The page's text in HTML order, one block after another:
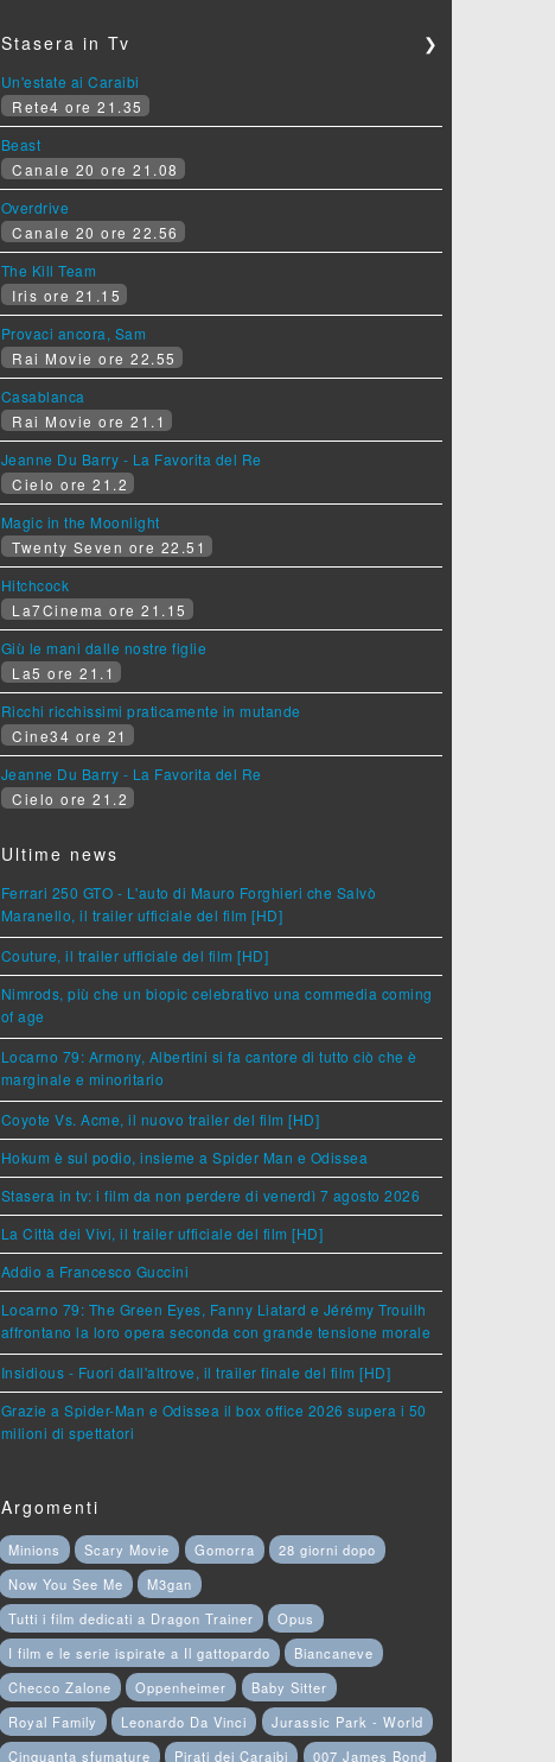
Stasera in Tv ❯
Un'estate ai Caraibi
Rete4 ore 21.35
Beast
Canale 20 ore 21.08
Overdrive
Canale 20 ore 22.56
The Kill Team
Iris ore 21.15
Provaci ancora, Sam
Rai Movie ore 22.55
Casablanca
Rai Movie ore 21.1
Jeanne Du Barry - La Favorita del Re
Cielo ore 21.2
Magic in the Moonlight
Twenty Seven ore 22.51
Hitchcock
La7Cinema ore 21.15
Giù le mani dalle nostre figlie
La5 ore 21.1
Ricchi ricchissimi praticamente in mutande
Cine34 ore 21
Jeanne Du Barry - La Favorita del Re
Cielo ore 21.2
Ultime news
Ferrari 250 GTO - L'auto di Mauro Forghieri che Salvò
Maranello, il trailer ufficiale del film [HD]
Couture, il trailer ufficiale del film [HD]
Nimrods, più che un biopic celebrativo una commedia coming
of age
Locarno 79: Armony, Albertini si fa cantore di tutto ciò che è
marginale e minoritario
Coyote Vs. Acme, il nuovo trailer del film [HD]
Hokum è sul podio, insieme a Spider Man e Odissea
Stasera in tv: i film da non perdere di venerdì 7 agosto 2026
La Città dei Vivi, il trailer ufficiale del film [HD]
Addio a Francesco Guccini
Locarno 79: The Green Eyes, Fanny Liatard e Jérémy Trouilh
affrontano la loro opera seconda con grande tensione morale
Insidious - Fuori dall'altrove, il trailer finale del film [HD]
Grazie a Spider-Man e Odissea il box office 2026 supera i 50
milioni di spettatori
Argomenti
Minions Scary Movie Gomorra
28 giorni dopo
Now You See Me
M3gan
Tutti i film dedicati a Dragon Trainer
Opus
I film e le serie ispirate a Il gattopardo
Biancaneve
Checco Zalone
Oppenheimer
Baby Sitter
Royal Family
Leonardo Da Vinci
Jurassic Park - World
Cinquanta sfumature
Pirati dei Caraibi 007 James Bond